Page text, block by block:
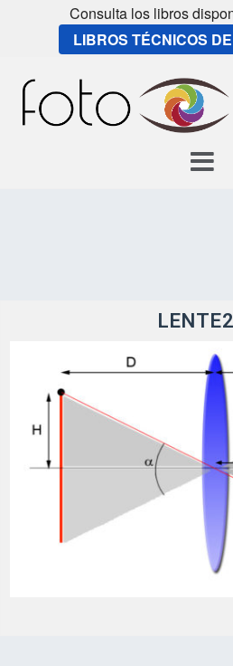
Consulta los libros
LIBROS TÉCNICOS
content